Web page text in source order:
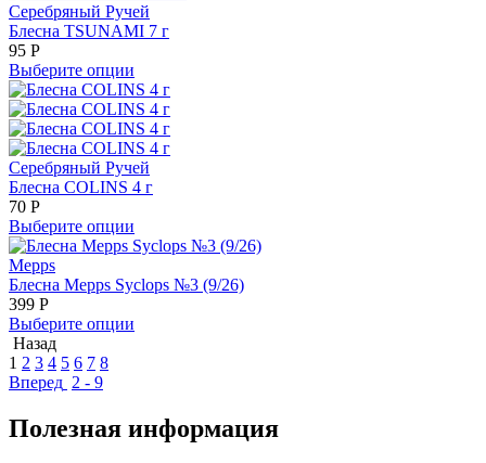
Серебряный Ручей
Блесна TSUNAMI 7 г
95 Р
Выберите опции
Серебряный Ручей
Блесна COLINS 4 г
70 Р
Выберите опции
Mepps
Блесна Mepps Syclops №3 (9/26)
399 Р
Выберите опции
Назад
1 2 3 4 5 6 7 8
Вперед 2 - 9
Полезная информация